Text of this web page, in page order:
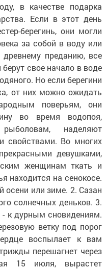
в качестве подарка
Если в этот день
берегинь, они могли
за собой в воду или
преданию, все
свое начало в воде
Но если берегини
от них можно ожидать
поверьям, они
во время водопоя,
наделяют
свойствами. Во многих
девушками,
женщинам ткать и
находится на сенокосе.
осени или зиме. 2. Сазан
солнечных деньков. 3.
- к дурным сновидениям.
ветку под порог
воспылает к вам
перешагнет через
15 июля, вырастет